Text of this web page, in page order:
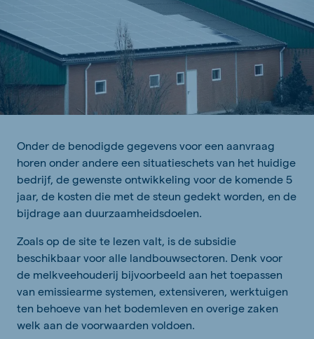
Onder de benodigde gegevens voor een aanvraag
horen onder andere een situatieschets van het huidige
bedrijf, de gewenste ontwikkeling voor de komende 5
jaar, de kosten die met de steun gedekt worden, en de
bijdrage aan duurzaamheidsdoelen.
Zoals op de site te lezen valt, is de subsidie
beschikbaar voor alle landbouwsectoren. Denk voor
de melkveehouderij bijvoorbeeld aan het toepassen
van emissiearme systemen, extensiveren, werktuigen
ten behoeve van het bodemleven en overige zaken
welk aan de voorwaarden voldoen.